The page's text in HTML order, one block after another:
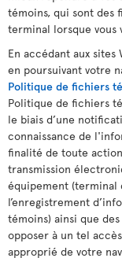
témoins, qui sont des
terminal lorsque vous
En accédant aux sites
en poursuivant votre
Politique de fichiers
Politique de fichiers
le biais d’une
connaissance de
finalité de toute
transmission
équipement (terminal
l’enregistrement
témoins) ainsi que
opposer à un tel
approprié de votre